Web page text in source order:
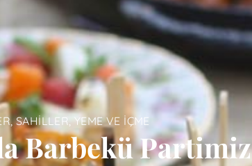
,SAHILLER,YEME VE İÇME
Barbekü Partimiz